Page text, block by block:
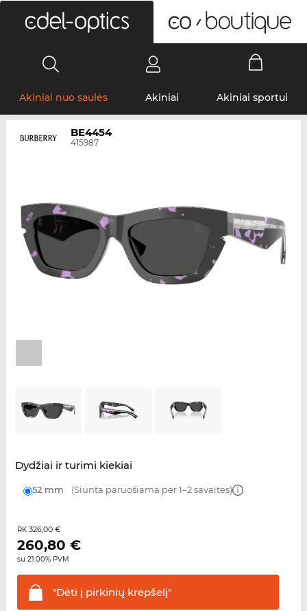
Akiniai nuo saulės Akiniai Akiniai sportui
BE4454
415987
Dydžiai ir turimi kiekiai
52 mm (Siunta paruošiama per 1–2 savaites)
RK 326,00 €
260,80 €
su 21.00% PVM
"Dėti į pirkinių krepšelį"